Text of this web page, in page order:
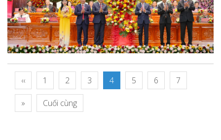
‹‹ 1 2 3 4 5 6 7
» Cuối cùng